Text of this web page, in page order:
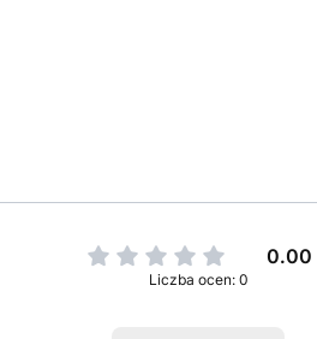
0.00
Liczba ocen: 0